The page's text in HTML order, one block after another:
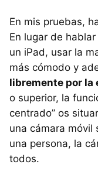
En mis pruebas,
En lugar de
un iPad, usar la
más cómodo y
libremente por la
o superior, la
centrado” os
una cámara móvil
una persona, la
todos.